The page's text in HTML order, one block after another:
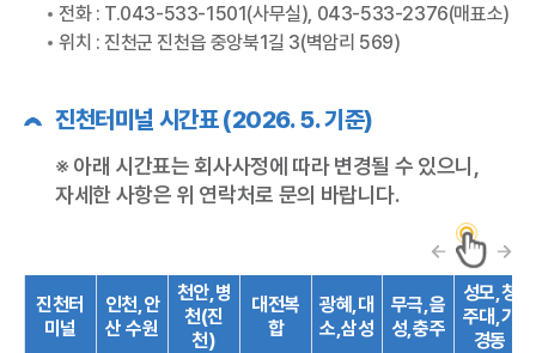
전화 : T.043-533-1501(사무실), 043-533-2376(매표소)
위치 : 진천군 진천읍 중앙북1길 3(벽암리 569)
진천터미널 시간표 (2026. 5. 기준)
※ 아래 시간표는 회사사정에 따라 변경될 수 있으니,
자세한 사항은 위 연락처로 문의 바랍니다.
진천터
미널
인천,안
산 수원
천안,병
천(진
천)
대전복
합
광혜,대
소,삼성
무극,음
성,충주
성모,청
주대,가
경동